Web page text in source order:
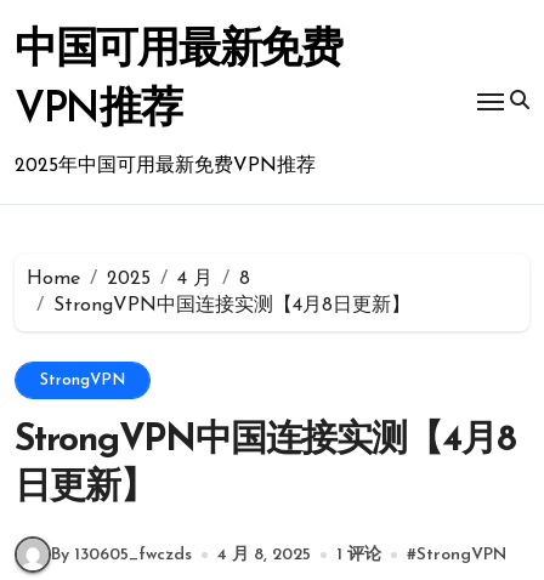
to
content
中国可用最新免费
VPN推荐
2025年中国可用最新免费VPN推荐
Home 2025 4 月
8
StrongVPN中国连接实测【4月8日更新】
StrongVPN
StrongVPN中国连接实测【4月8
日更新】
By 130605_fwczds 4 月 8, 2025 1 评论 #StrongVPN